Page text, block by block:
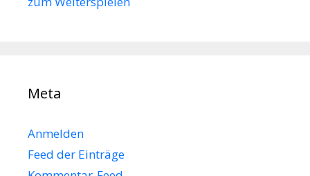
Meta
Anmelden
Feed der Einträge